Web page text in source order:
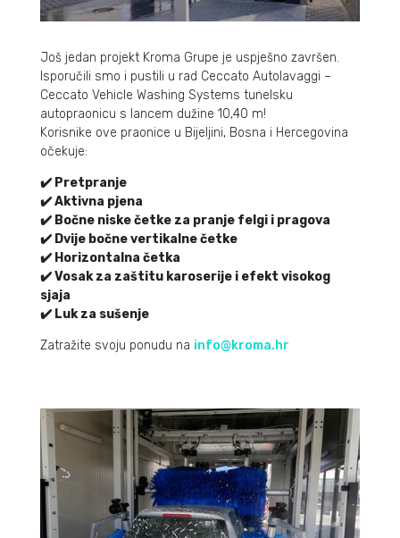
Još jedan projekt Kroma Grupe je uspješno završen.
Isporučili smo i pustili u rad Ceccato Autolavaggi –
Ceccato Vehicle Washing Systems tunelsku
autopraonicu s lancem dužine 10,40 m!
Korisnike ove praonice u Bijeljini, Bosna i Hercegovina
očekuje:
✔️ Pretpranje
✔️ Aktivna pjena
✔️ Bočne niske četke za pranje felgi i pragova
✔️ Dvije bočne vertikalne četke
✔️ Horizontalna četka
✔️ Vosak za zaštitu karoserije i efekt visokog
sjaja
✔️ Luk za sušenje
Zatražite svoju ponudu na info@kroma.hr